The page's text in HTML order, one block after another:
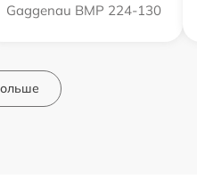
Gaggenau BMP 224-130